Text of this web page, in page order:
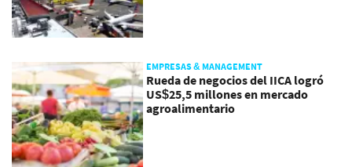
EMPRESAS & MANAGEMENT
Rueda de negocios del IICA logró
US$25,5 millones en mercado
agroalimentario